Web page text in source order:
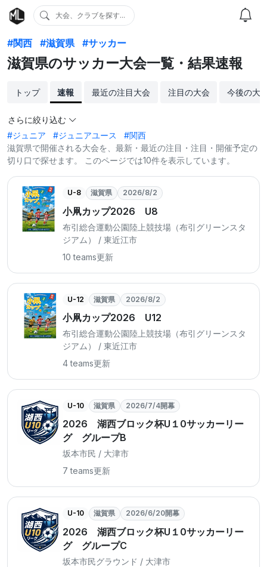
大会、クラブを探す...
#関西 #滋賀県 #サッカー
滋賀県のサッカー大会一覧・結果速報
トップ 速報 最近の注目大会 注目の大会 今後の大
さらに絞り込む
#ジュニア
#ジュニアユース
#関西
滋賀県で開催される大会を、最新・最近の注目・注目・開催予定の
切り口で探せます。 このページでは10件を表示しています。
U-8 滋賀県 2026/8/2
小凧カップ2026 U8
布引総合運動公園陸上競技場（布引グリーンスタ
ジアム） / 東近江市
10 teams更新
U-12 滋賀県 2026/8/2
小凧カップ2026 U12
布引総合運動公園陸上競技場（布引グリーンスタ
ジアム） / 東近江市
4 teams更新
U-10 滋賀県 2026/7/4開幕
2026 湖西ブロック杯U１0サッカーリー
グ グループB
坂本市民 / 大津市
7 teams更新
U-10 滋賀県 2026/6/20開幕
2026 湖西ブロック杯U１0サッカーリー
グ グループC
坂本市民グラウンド / 大津市